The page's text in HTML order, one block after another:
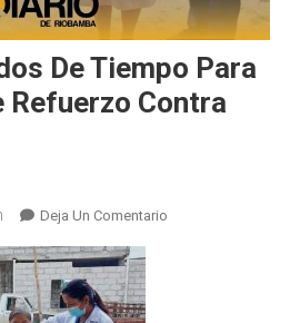
De Tiempo Para
Refuerzo Contra
Deja Un ComentarioEn